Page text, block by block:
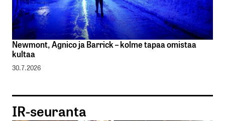
Newmont, Agnico ja Barrick – kolme tapaa omistaa
kultaa
30.7.2026
IR-seuranta